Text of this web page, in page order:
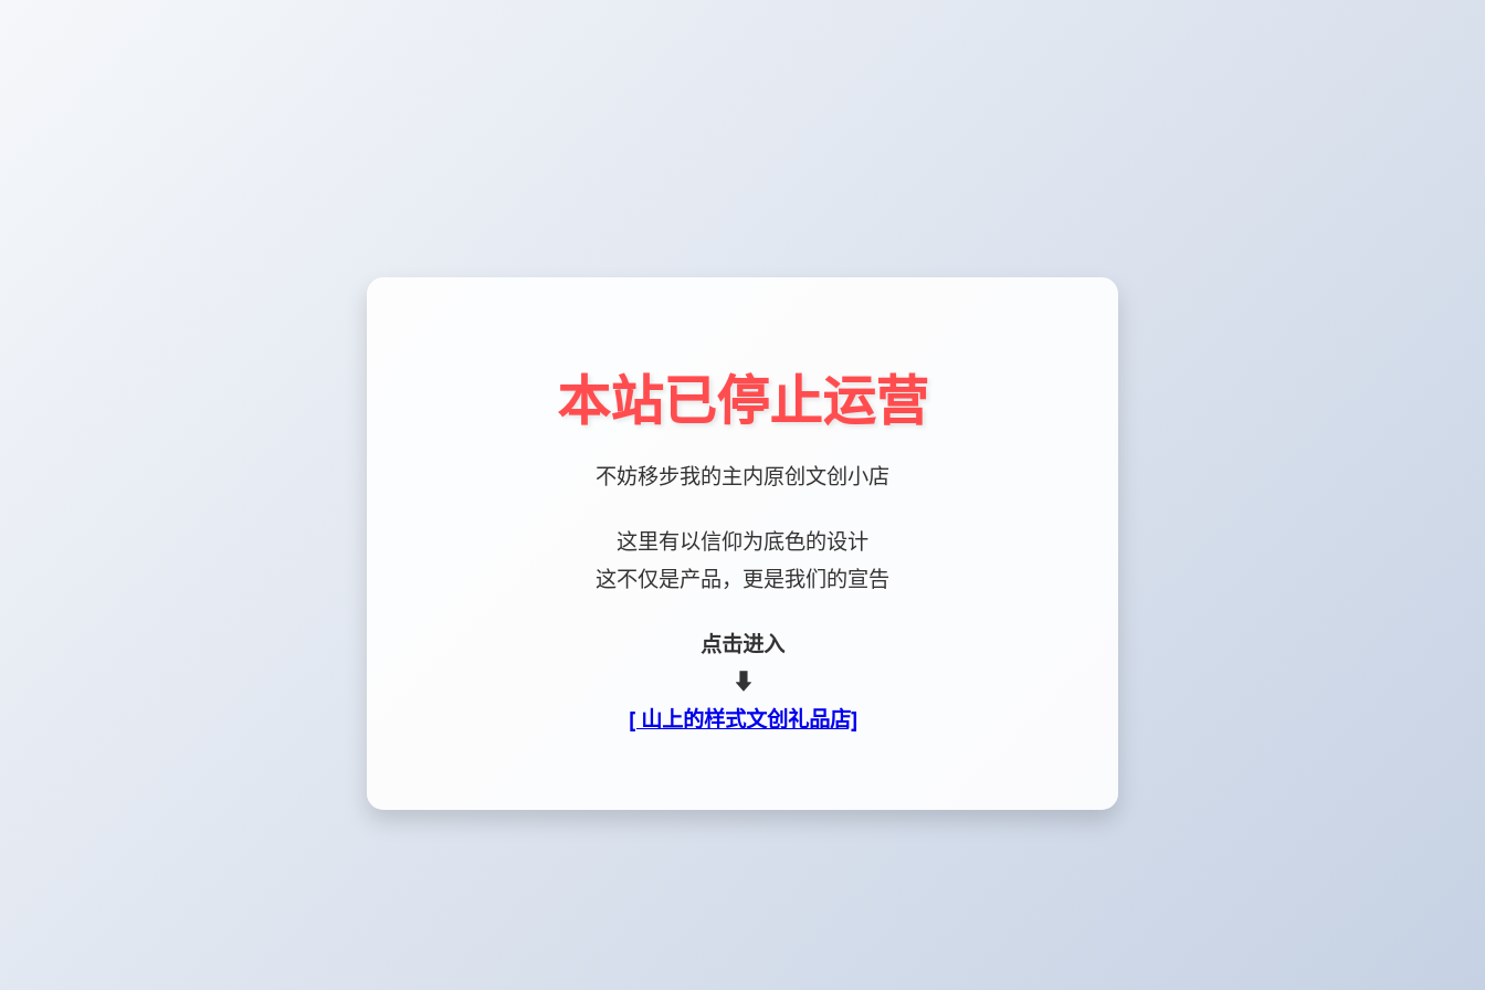
本站已停止运营
不妨移步我的主内原创文创小店
这里有以信仰为底色的设计
这不仅是产品，更是我们的宣告
点击进入
⬇
[ 山上的样式文创礼品店]